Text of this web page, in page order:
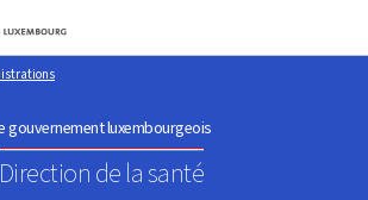
au menu principal
Aller au contenu
gouvernement luxembourgeois
Direction de la santé